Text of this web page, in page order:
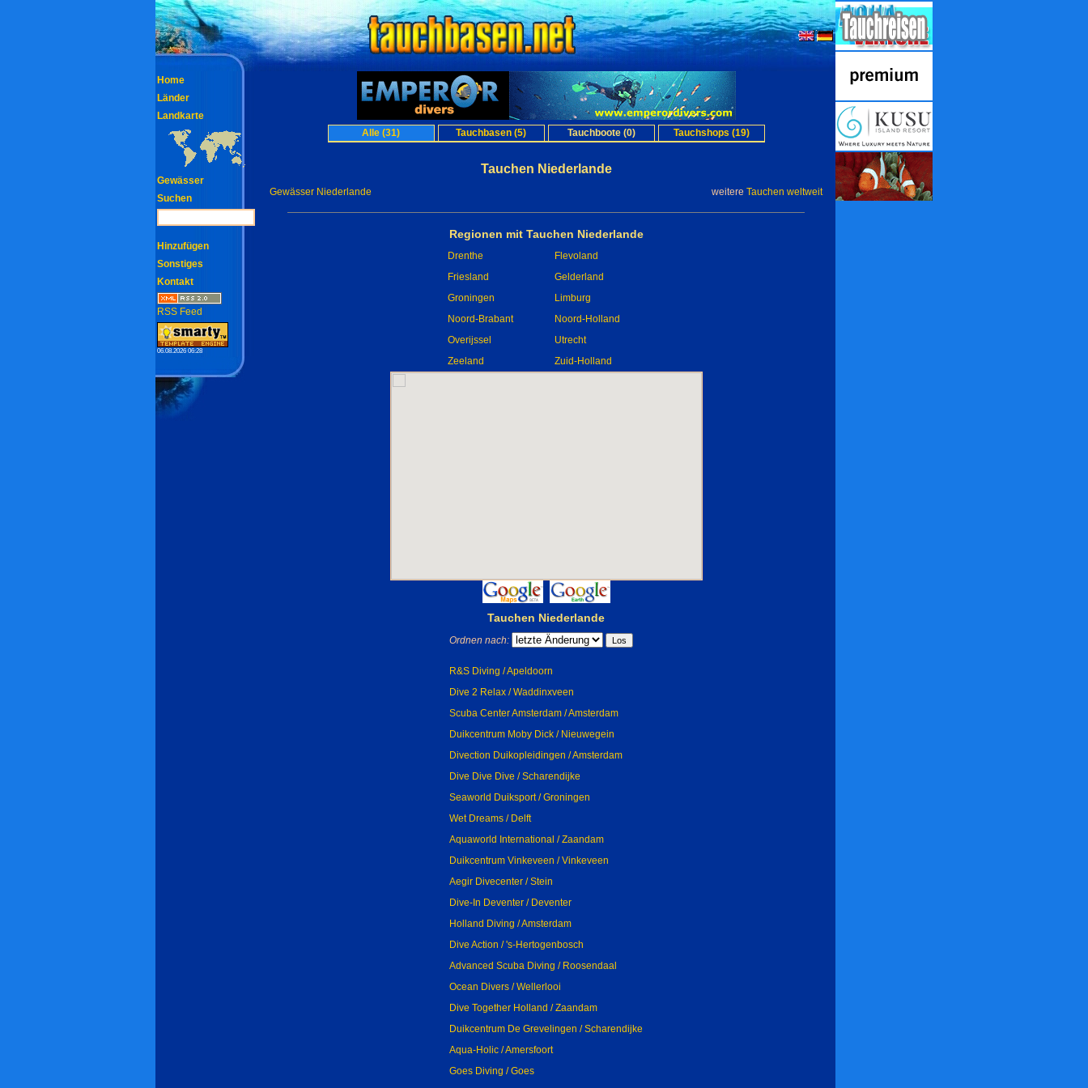
Alle (31) Tauchbasen (5) Tauchboote (0) Tauchshops (19)
Tauchen Niederlande
Gewässer Niederlande weitere Tauchen weltweit
Regionen mit Tauchen Niederlande
Drenthe
Flevoland
Friesland
Gelderland
Groningen
Limburg
Noord-Brabant
Noord-Holland
Overijssel
Utrecht
Zeeland
Zuid-Holland
Tauchen Niederlande
Ordnen nach:
R&S Diving / Apeldoorn
Dive 2 Relax / Waddinxveen
Scuba Center Amsterdam / Amsterdam
Duikcentrum Moby Dick / Nieuwegein
Divection Duikopleidingen / Amsterdam
Dive Dive Dive / Scharendijke
Seaworld Duiksport / Groningen
Wet Dreams / Delft
Aquaworld International / Zaandam
Duikcentrum Vinkeveen / Vinkeveen
Aegir Divecenter / Stein
Dive-In Deventer / Deventer
Holland Diving / Amsterdam
Dive Action / 's-Hertogenbosch
Advanced Scuba Diving / Roosendaal
Ocean Divers / Wellerlooi
Dive Together Holland / Zaandam
Duikcentrum De Grevelingen / Scharendijke
Aqua-Holic / Amersfoort
Goes Diving / Goes
Home
Länder
Landkarte
Gewässer
Suchen
Hinzufügen
Sonstiges
Kontakt
RSS Feed
06.08.2026 06:28